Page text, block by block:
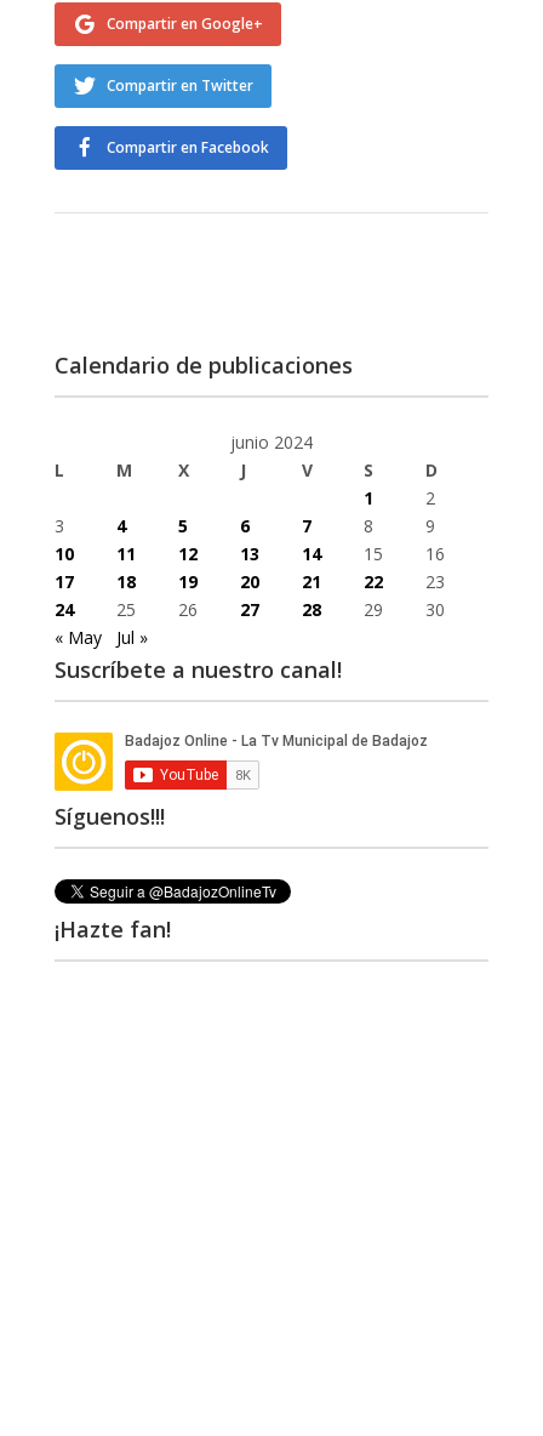
Compartir en Google+
Compartir en Twitter
Compartir en Facebook
Calendario de publicaciones
junio 2024
L
M X J V S
D
1
2
3
4 5 6 7 8
9
10
11 12 13 14 15
16
17
18 19 20 21 22
23
24
25 26 27 28 29
30
« May
Jul »
Suscríbete a nuestro canal!
Síguenos!!!
¡Hazte fan!